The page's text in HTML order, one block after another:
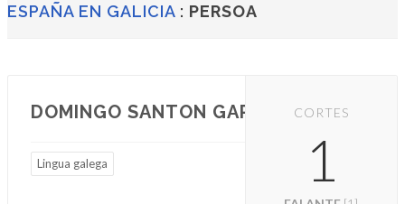
ESPAÑA EN GALICIA : PERSOA
DOMINGO SANTON GARCIA
Lingua galega
CORTES
1